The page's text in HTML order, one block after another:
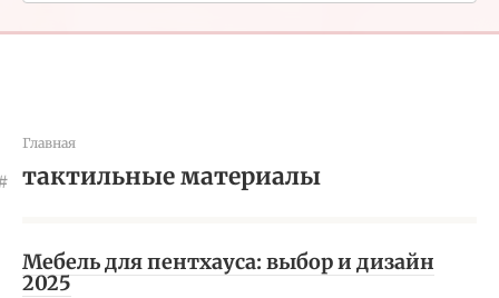
Главная
тактильные материалы
Мебель для пентхауса: выбор и дизайн
2025